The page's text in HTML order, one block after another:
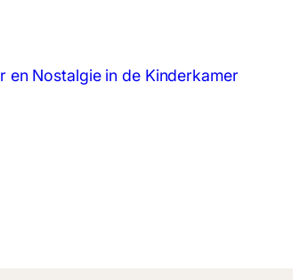
en Nostalgie in de Kinderkamer